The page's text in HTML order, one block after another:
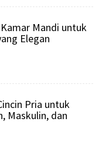
Mandi untuk
Elegan
Pria untuk
Maskulin, dan